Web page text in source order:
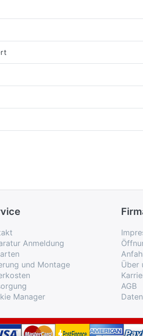
Anmeldung
und Montage
Manager
Über
AGB